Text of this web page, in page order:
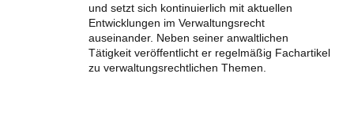
und setzt sich kontinuierlich mit aktuellen
Entwicklungen im Verwaltungsrecht
auseinander. Neben seiner anwaltlichen
Tätigkeit veröffentlicht er regelmäßig Fachartikel
zu verwaltungsrechtlichen Themen.